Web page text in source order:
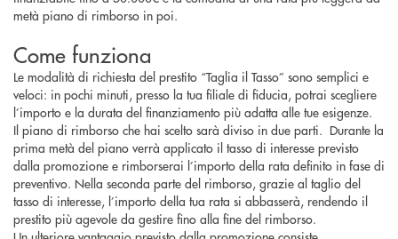
metà piano di rimborso in poi.
Come funziona
Le modalità di richiesta del prestito “Taglia il Tasso” sono semplici e
veloci: in pochi minuti, presso la tua filiale di fiducia, potrai scegliere
l’importo e la durata del finanziamento più adatta alle tue esigenze.
Il piano di rimborso che hai scelto sarà diviso in due parti. Durante la
prima metà del piano verrà applicato il tasso di interesse previsto
dalla promozione e rimborserai l’importo della rata definito in fase di
preventivo. Nella seconda parte del rimborso, grazie al taglio del
tasso di interesse, l’importo della tua rata si abbasserà, rendendo il
prestito più agevole da gestire fino alla fine del rimborso.